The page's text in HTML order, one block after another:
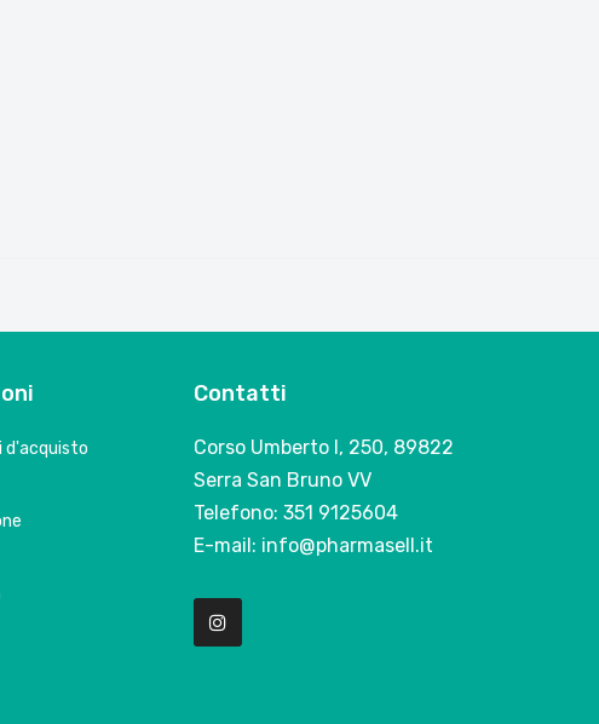
d'acquisto
Contatti
Corso Umberto I, 250, 89822
Serra San Bruno VV
Telefono: 351 9125604
E-mail: info@pharmasell.it